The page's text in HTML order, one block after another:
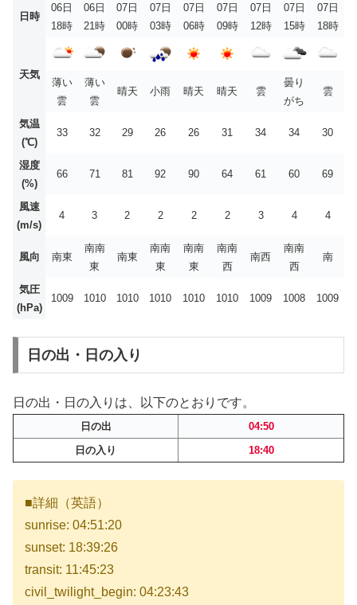
日時
06日
18時
06日
21時
07日
00時
07日
03時
07日
06時
07日
09時
07日
12時
07日
15時
07日
18時
天気
薄い
雲
薄い
雲
晴天 小雨 晴天 晴天 雲
曇り
がち
雲
気温
(℃)
33 32 29 26 26 31 34 34 30
湿度
(%)
66 71 81 92 90 64 61 60 69
風速
(m/s)
4 3 2 2 2 2 3 4 4
風向 南東
南南
東
南東
南南
東
南南
東
南南
西
南西
南南
西
南
気圧
(hPa)
1009 1010 1010 1010 1010 1010 1009 1008 1009
日の出・日の入り
日の出・日の入りは、以下のとおりです。
日の出
04:50
日の入り
18:40
■詳細（英語）
sunrise: 04:51:20
sunset: 18:39:26
transit: 11:45:23
civil_twilight_begin: 04:23:43